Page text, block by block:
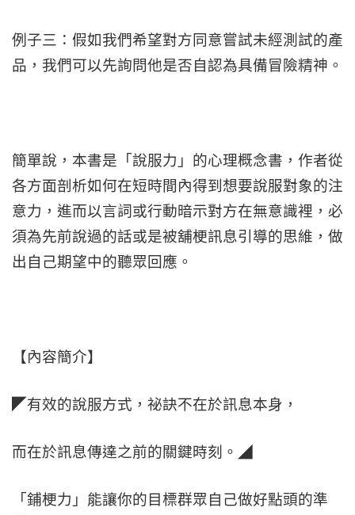
例子三：假如我們希望對方同意嘗試未經測試的產
品，我們可以先詢問他是否自認為具備冒險精神。
簡單說，本書是「說服力」的心理概念書，作者從
各方面剖析如何在短時間內得到想要說服對象的注
意力，進而以言詞或行動暗示對方在無意識裡，必
須為先前說過的話或是被舖梗訊息引導的思維，做
出自己期望中的聽眾回應。
【內容簡介】
◤有效的說服方式，祕訣不在於訊息本身，
而在於訊息傳達之前的關鍵時刻。◢
「鋪梗力」能讓你的目標群眾自己做好點頭的準